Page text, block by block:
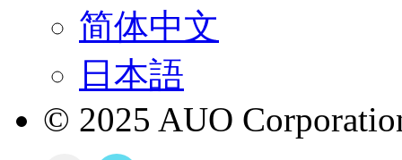
简体中文
日本語
© 2025 AUO